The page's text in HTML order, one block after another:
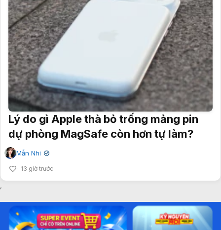
Lý do gì Apple thà bỏ trống mảng pin
dự phòng MagSafe còn hơn tự làm?
Mẫn Nhi ✔
13 giờ trước